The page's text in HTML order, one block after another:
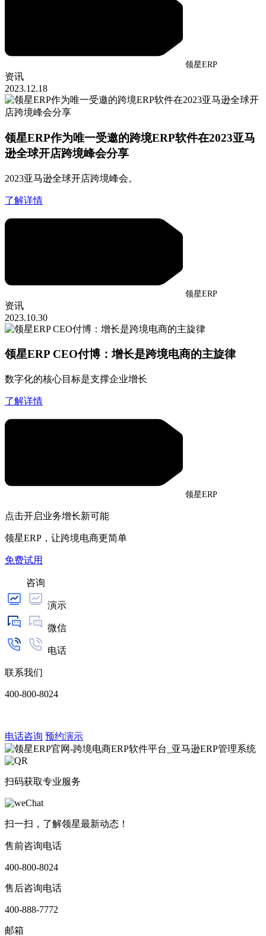
领星ERP
资讯
2023.12.18
领星ERP作为唯一受邀的跨境ERP软件在2023亚马
逊全球开店跨境峰会分享
2023亚马逊全球开店跨境峰会。
了解详情
领星ERP
资讯
2023.10.30
领星ERP CEO付博：增长是跨境电商的主旋律
数字化的核心目标是支撑企业增长
了解详情
领星ERP
点击开启业务增长新可能
领星ERP，让跨境电商更简单
免费试用
咨询
演示
微信
电话
联系我们
400-800-8024
电话咨询 预约演示
扫码获取专业服务
扫一扫，了解领星最新动态！
售前咨询电话
400-800-8024
售后咨询电话
400-888-7772
邮箱